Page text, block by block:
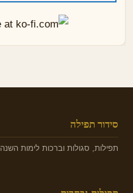
סידור תפילה
תפילות, סגולות וברכות לימות השנה